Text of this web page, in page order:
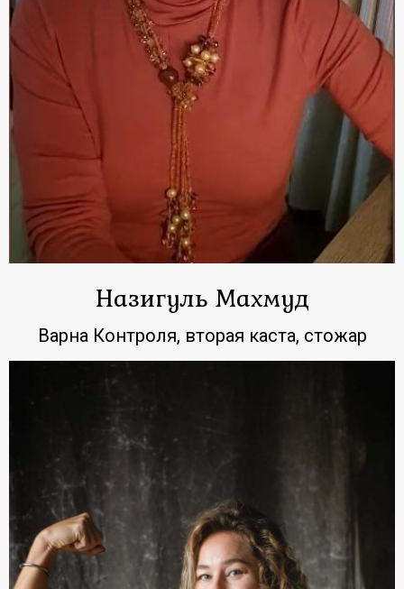
Назигуль Махмуд
Варна Контроля, вторая каста, стожар